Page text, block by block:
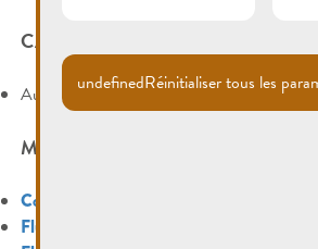
CATÉGORIES
Aucune catégorie
MÉTA
Connexion
Flux des publications
undefinedRéinitialiser tous les